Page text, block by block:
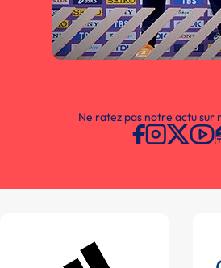
Ne ratez pas notre actu sur